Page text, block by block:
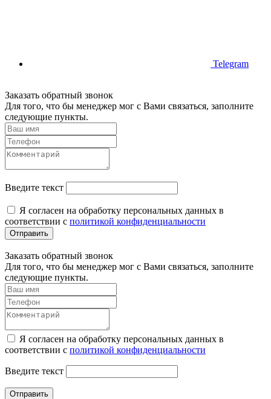
Telegram
Заказать обратный звонок
Для того, что бы менеджер мог с Вами связаться, заполните
следующие пункты.
Введите текст
Я согласен на обработку персональных данных в
соответствии с политикой конфиденциальности
Отправить
Заказать обратный звонок
Для того, что бы менеджер мог с Вами связаться, заполните
следующие пункты.
Я согласен на обработку персональных данных в
соответствии с политикой конфиденциальности
Введите текст
Отправить